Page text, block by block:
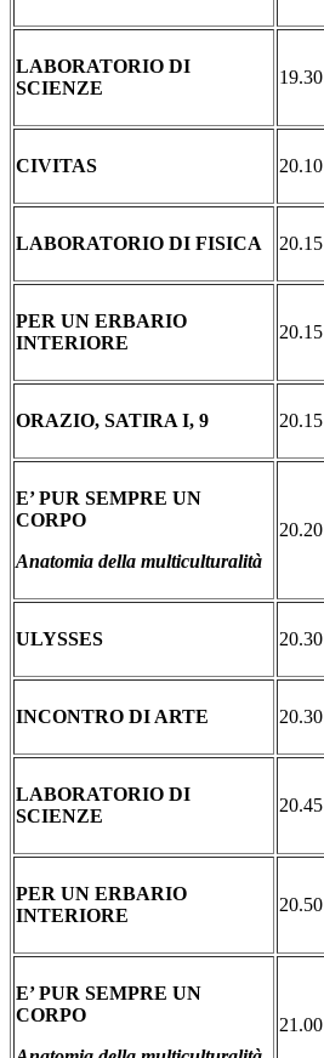
LABORATORIO DI
SCIENZE
19.30
CIVITAS 20.10
LABORATORIO DI FISICA 20.15
PER UN ERBARIO
INTERIORE
20.15
ORAZIO, SATIRA I, 9 20.15
E’ PUR SEMPRE UN
CORPO
Anatomia della multiculturalità
20.20
ULYSSES 20.30
INCONTRO DI ARTE 20.30
LABORATORIO DI
SCIENZE
20.45
PER UN ERBARIO
INTERIORE
20.50
E’ PUR SEMPRE UN
CORPO
21.00